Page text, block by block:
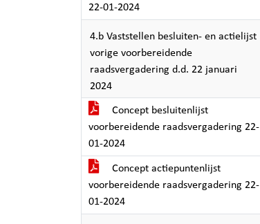
22-01-2024
4.b Vaststellen besluiten- en actielijst
vorige voorbereidende
raadsvergadering d.d. 22 januari
2024
Concept besluitenlijst
voorbereidende raadsvergadering 22-
01-2024
Concept actiepuntenlijst
voorbereidende raadsvergadering 22-
01-2024